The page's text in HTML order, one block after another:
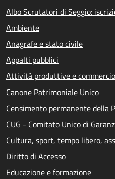
Albo Scrutatori di Seggio:
Ambiente
Anagrafe e stato civile
Appalti pubblici
Attività produttive e commercio
Canone Patrimoniale Unico
Censimento permanente della
CUG - Comitato Unico di
Cultura, sport, tempo libero,
Diritto di Accesso
Educazione e formazione